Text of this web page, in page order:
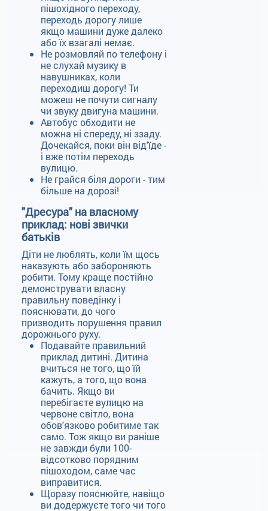
пішохідного переходу,
переходь дорогу лише
якщо машини дуже далеко
або їх взагалі немає.
Не розмовляй по телефону і
не слухай музику в
навушниках, коли
переходиш дорогу! Ти
можеш не почути сигналу
чи звуку двигуна машини.
Автобус обходити не
можна ні спереду, ні ззаду.
Дочекайся, поки він від'їде -
і вже потім переходь
вулицю.
Не грайся біля дороги - тим
більше на дорозі!
"Дресура" на власному
приклад: нові звички
батьків
Діти не люблять, коли їм щось
наказують або забороняють
робити. Тому краще постійно
демонструвати власну
правильну поведінку і
пояснювати, до чого
призводить порушення правил
дорожнього руху.
Подавайте правильний
приклад дитині. Дитина
вчиться не того, що їй
кажуть, а того, що вона
бачить. Якщо ви
перебігаєте вулицю на
червоне світло, вона
обов'язково робитиме так
само. Тож якщо ви раніше
не завжди були 100-
відсотково порядним
пішоходом, саме час
виправитися.
Щоразу пояснюйте, навіщо
ви додержуєте того чи того